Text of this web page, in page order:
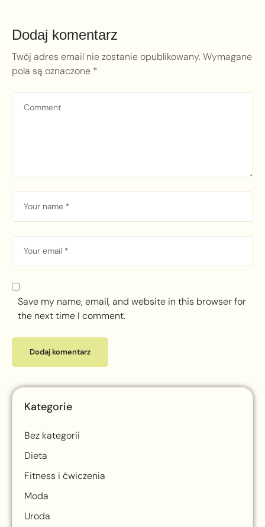
Dodaj komentarz
Twój adres email nie zostanie opublikowany.Wymagane
pola są oznaczone *
Save my name, email, and website in this browser for
the next time I comment.
Kategorie
Bez kategorii
Dieta
Fitness i ćwiczenia
Moda
Uroda